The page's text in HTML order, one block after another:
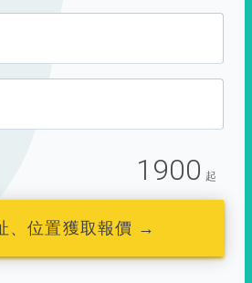
1900 起
、位置獲取報價 →